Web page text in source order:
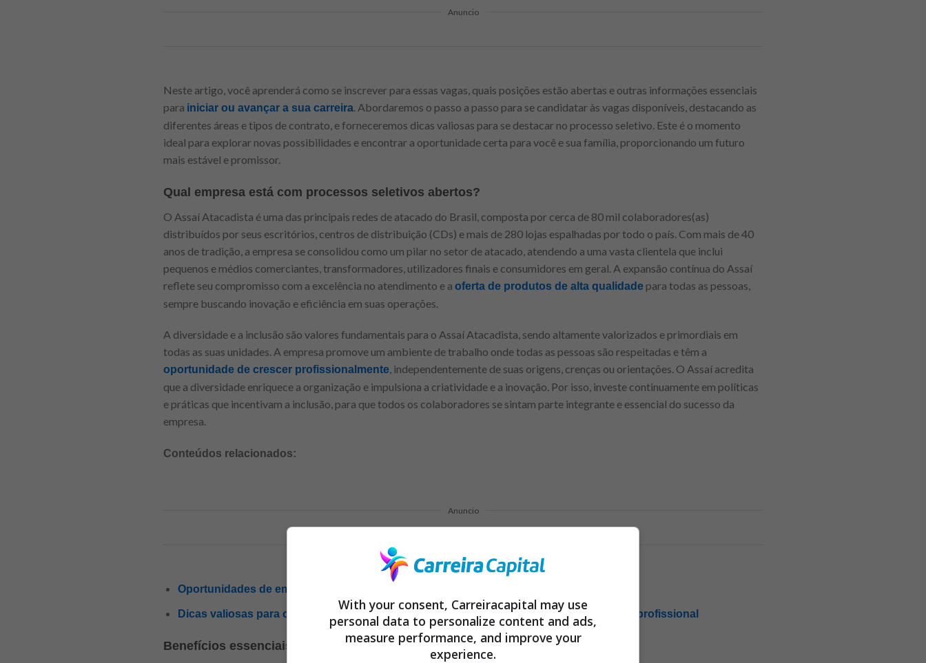
Anuncio
Neste artigo, você aprenderá como se inscrever para essas vagas, quais posições estão abertas e outras informações essenciais
para iniciar ou avançar a sua carreira . Abordaremos o passo a passo para se candidatar às vagas disponíveis, destacando as
diferentes áreas e tipos de contrato, e forneceremos dicas valiosas para se destacar no processo seletivo. Este é o momento
ideal para explorar novas possibilidades e encontrar a oportunidade certa para você e sua família, proporcionando um futuro
mais estável e promissor.
Qual empresa está com processos seletivos abertos?
O Assaí Atacadista é uma das principais redes de atacado do Brasil, composta por cerca de 80 mil colaboradores(as)
distribuídos por seus escritórios, centros de distribuição (CDs) e mais de 280 lojas espalhadas por todo o país. Com mais de 40
anos de tradição, a empresa se consolidou como um pilar no setor de atacado, atendendo a uma vasta clientela que inclui
pequenos e médios comerciantes, transformadores, utilizadores finais e consumidores em geral. A expansão contínua do Assaí
reflete seu compromisso com a excelência no atendimento e a oferta de produtos de alta qualidade para todas as pessoas,
sempre buscando inovação e eficiência em suas operações.
A diversidade e a inclusão são valores fundamentais para o Assaí Atacadista, sendo altamente valorizados e primordiais em
todas as suas unidades. A empresa promove um ambiente de trabalho onde todas as pessoas são respeitadas e têm a
oportunidade de crescer profissionalmente, independentemente de suas origens, crenças ou orientações. O Assaí acredita
que a diversidade enriquece a organização e impulsiona a criatividade e a inovação. Por isso, investe continuamente em políticas
e práticas que incentivam a inclusão, para que todos os colaboradores se sintam parte integrante e essencial do sucesso da
empresa.
Conteúdos relacionados:
Anuncio
Oportunidades de emprego: amplie seu currículo profissional em 2024!
Dicas valiosas para conquistar seu lugar no mercado de trabalho e decolar sua carreira profissional
Benefícios essenciais que os funcionários amam receber mensalmente
With your consent, Carreiracapital may use
personal data to personalize content and ads,
measure performance, and improve your
experience.